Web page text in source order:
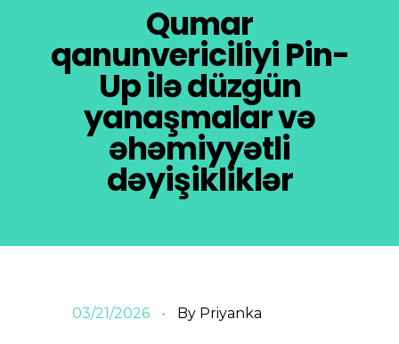
Qumar
qanunvericiliyi Pin-
Up ilə düzgün
yanaşmalar və
əhəmiyyətli
dəyişikliklər
03/21/2026 By Priyanka